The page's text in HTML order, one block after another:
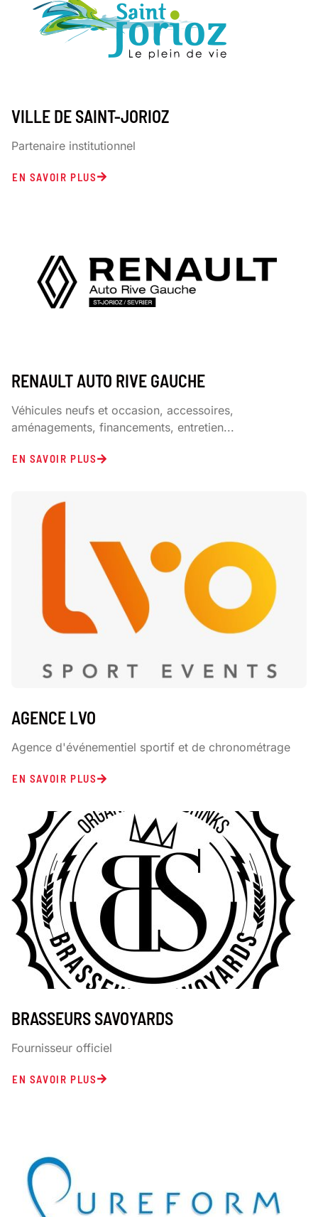
VILLE DE SAINT-JORIOZ
Partenaire institutionnel
EN SAVOIR PLUS
RENAULT AUTO RIVE GAUCHE
Véhicules neufs et occasion, accessoires,
aménagements, financements, entretien...
EN SAVOIR PLUS
AGENCE LVO
Agence d'événementiel sportif et de chronométrage
EN SAVOIR PLUS
BRASSEURS SAVOYARDS
Fournisseur officiel
EN SAVOIR PLUS